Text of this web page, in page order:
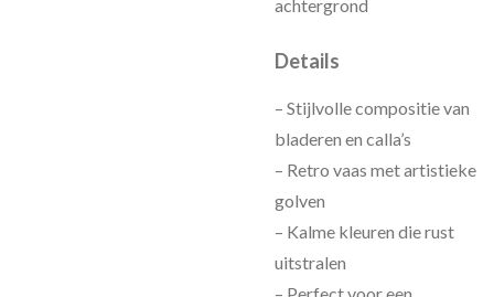
achtergrond
Details
– Stijlvolle compositie van
bladeren en calla’s
– Retro vaas met artistieke
golven
– Kalme kleuren die rust
uitstralen